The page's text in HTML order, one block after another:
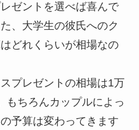
ゼントを選べば喜んで
、大学生の彼氏へのク
どれくらいが相場なの
プレゼントの相場は1万
もちろんカップルによっ
予算は変わってきます